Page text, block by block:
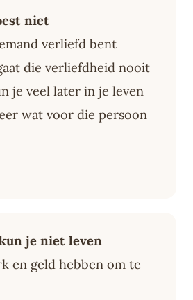
niet
verliefd bent
die verliefdheid nooit
je veel later in je leven
wat voor die persoon
je niet leven
en geld hebben om te